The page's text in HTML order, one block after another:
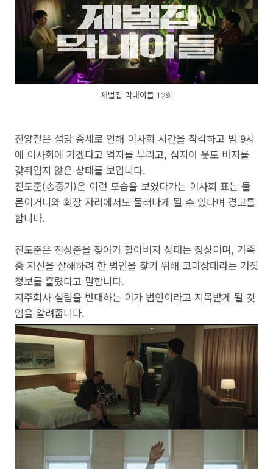
재벌집 막내아들 12회
진양철은 섬망 증세로 인해 이사회 시간을 착각하고 밤 9시
에 이사회에 가겠다고 억지를 부리고, 심지어 옷도 바지를
갖춰입지 않은 상태를 보입니다.
진도준(송중기)은 이런 모습을 보였다가는 이사회 표는 물
론이거니와 회장 자리에서도 물러나게 될 수 있다며 경고를
합니다.
진도준은 진성준을 찾아가 할아버지 상태는 정상이며, 가족
중 자신을 살해하려 한 범인을 찾기 위해 코마상태라는 거짓
정보를 흘렸다고 말합니다.
지주회사 설립을 반대하는 이가 범인이라고 지목받게 될 것
임을 알려줍니다.